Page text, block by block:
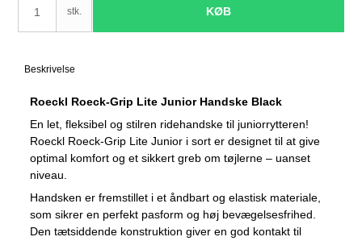
stk. KØB
Beskrivelse
Roeckl Roeck-Grip Lite Junior Handske Black
En let, fleksibel og stilren ridehandske til juniorrytteren!
Roeckl Roeck-Grip Lite Junior i sort er designet til at give
optimal komfort og et sikkert greb om tøjlerne – uanset
niveau.
Handsken er fremstillet i et åndbart og elastisk materiale,
som sikrer en perfekt pasform og høj bevægelsesfrihed.
Den tætsiddende konstruktion giver en god kontakt til